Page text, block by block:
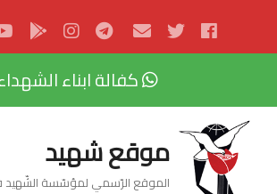
كفالة ابناء الشهداء
موقع شهيد
الموقع الرّسمي لمؤسّسة الشّهيد في